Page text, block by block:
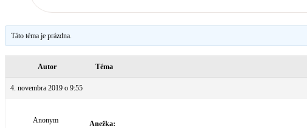
Táto téma je prázdna.
Autor Téma
4. novembra 2019 o 9:55
Anonym Anežka: